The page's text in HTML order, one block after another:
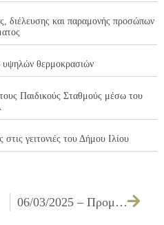
διέλευσης και παραμονής προσώπων
υψηλών θερμοκρασιών
Παιδικούς Σταθμούς μέσω του
στις γειτονιές του Δήμου Ιλίου
06/03/2025 – Προμήθεια και τοποθέτηση στεγάστρων για την αναβάθμιση των στάσεων, με στόχο την εξυπηρέτηση του επιβατικού κοινού του Δήμου Ιλίου